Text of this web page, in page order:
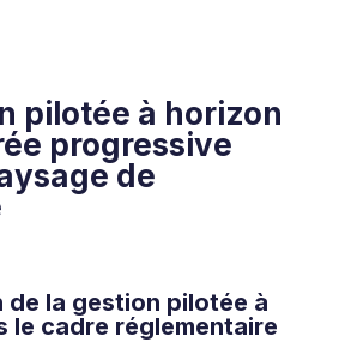
pilotée à horizon
progressive
de
de la gestion pilotée à
le cadre réglementaire